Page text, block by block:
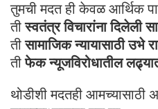
तुमची मदत ही केवळ आर्थिक
तीस्वतंत्र विचारांना दिलेली
तीसामाजिक न्यायासाठी उभे
तीफेक न्यूजविरोधातील
थोडीशी मदतही आमच्यासाठी